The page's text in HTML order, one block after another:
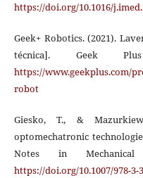
https://doi.org/10.1016/
Geek+ Robotics. (2021).
técnica]. Geek
https://www.geekplus.com/
robot
Giesko, T., &
optomechatronic
Notes in Mechanical
https://doi.org/10.1007/978-3-